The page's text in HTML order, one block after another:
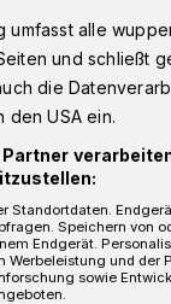
gezeigt.
Ausstellung
umfasst alle
und schließt
die
den USA ein.
Standortdaten.
Speichern von
Endgerät.
Werbeleistung und der
sowie